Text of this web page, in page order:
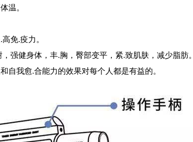
温。
免.疫力。
强健身体，丰.胸，臀部变平，紧.致肌肤，减少脂肪。
自我愈.合能力的效果对每个人都是有益的。